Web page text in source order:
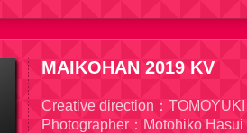
MAIKOHAN 2019 KV
Creative direction：
Photographer：Motohiko Hasui